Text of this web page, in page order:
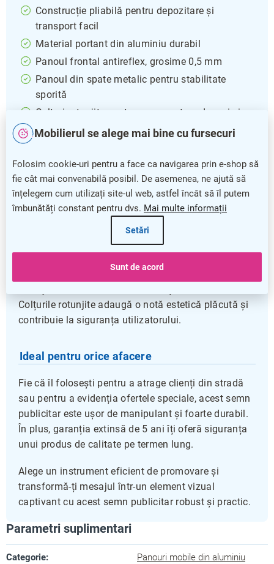
Mobilierul se alege mai bine cu fursecuri
Folosim cookie-uri pentru a face ca navigarea prin e-shop să
fie cât mai convenabilă posibil. De asemenea, ne ajută să
înțelegem cum utilizați site-ul web, astfel încât să îl putem
îmbunătăți constant pentru dvs. Mai multe informații
Setări
Sunt de acord
Construcție pliabilă pentru depozitare și
transport facil
Material portant din aluminiu durabil
Panoul frontal antireflex, grosime 0,5 mm
Panoul din spate metalic pentru stabilitate
sporită
Colțuri rotunjite pentru un aspect modern și sigur
Garanție de 5 ani
promovarea afacerii tale într-un mod eficient și
profesionist. Cu o construcție din aluminiu ușor și
rezistent, acest panou publicitar oferă o stabilitate
excelentă, adaptându-se cu ușurință la orice spațiu
datorită designului pliabil.
care asigură o vizibilitate clară și atractivă a
Colțurile rotunjite adaugă o notă estetică plăcută și
contribuie la siguranța utilizatorului.
Ideal pentru orice afacere
Fie că îl folosești pentru a atrage clienți din stradă
sau pentru a evidenția ofertele speciale, acest semn
publicitar este ușor de manipulant și foarte durabil.
În plus, garanția extinsă de 5 ani îți oferă siguranța
unui produs de calitate pe termen lung.
Alege un instrument eficient de promovare și
transformă-ți mesajul într-un element vizual
captivant cu acest semn publicitar robust și practic.
Parametri suplimentari
Categorie: Panouri mobile din aluminiu